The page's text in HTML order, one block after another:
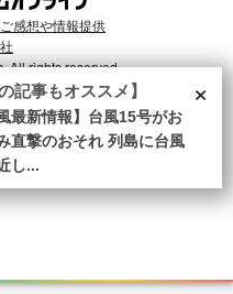
感想や情報提供
All rights reserved.
合致したコンテンツや広告配信を提供する
ライバシーポリシー をご確認ください。×
の記事もオススメ】
風最新情報】台風15号がお
直撃のおそれ 列島に台風
し...